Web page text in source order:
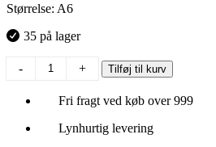
Størrelse: A6
35 på lager
-
Blomster
+ Tilføj til kurv
Fri fragt ved køb over 999
Lynhurtig levering